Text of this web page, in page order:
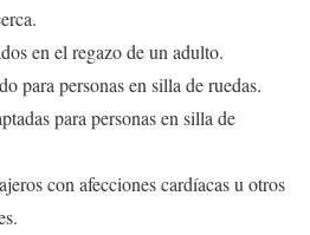
en el regazo de un adulto.
para personas en silla de ruedas.
para personas en silla de
con afecciones cardíacas u otros